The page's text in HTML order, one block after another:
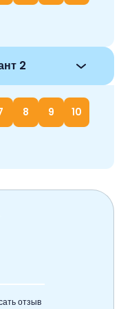
2
8 9 10
отзыв